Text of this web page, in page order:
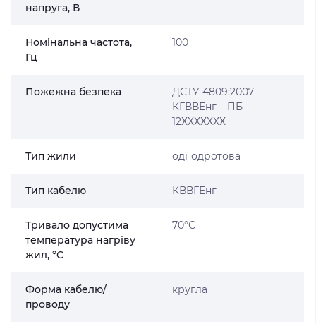
напруга, В
Номінальна частота,
Гц
100
Пожежна безпека
ДСТУ 4809:2007
КГВВЕнг – ПБ
12ХХХХХХХ
Тип жили однодротова
Тип кабелю КВВГЕнг
Тривало допустима
температура нагріву
жил, °С
70°С
Форма кабелю/
проводу
кругла